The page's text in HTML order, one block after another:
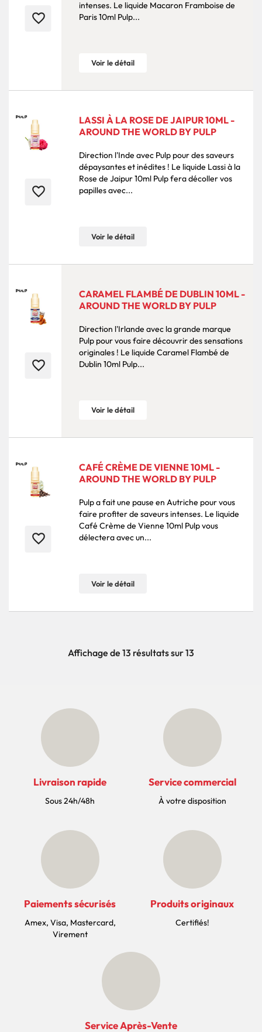
favorite_border
intenses. Le liquide Macaron Framboise de
Paris 10ml Pulp...
Voir le détail
favorite_border
LASSI À LA ROSE DE JAIPUR 10ML -
AROUND THE WORLD BY PULP
Direction l'Inde avec Pulp pour des saveurs
dépaysantes et inédites ! Le liquide Lassi à la
Rose de Jaipur 10ml Pulp fera décoller vos
papilles avec...
Voir le détail
favorite_border
CARAMEL FLAMBÉ DE DUBLIN 10ML -
AROUND THE WORLD BY PULP
Direction l'Irlande avec la grande marque
Pulp pour vous faire découvrir des sensations
originales ! Le liquide Caramel Flambé de
Dublin 10ml Pulp...
Voir le détail
favorite_border
CAFÉ CRÈME DE VIENNE 10ML -
AROUND THE WORLD BY PULP
Pulp a fait une pause en Autriche pour vous
faire profiter de saveurs intenses. Le liquide
Café Crème de Vienne 10ml Pulp vous
délectera avec un...
Voir le détail
Affichage de 13 résultats sur 13
Livraison rapide
Sous 24h/48h
Service commercial
À votre disposition
Paiements sécurisés
Amex, Visa, Mastercard,
Virement
Produits originaux
Certifiés!
Service Après-Vente